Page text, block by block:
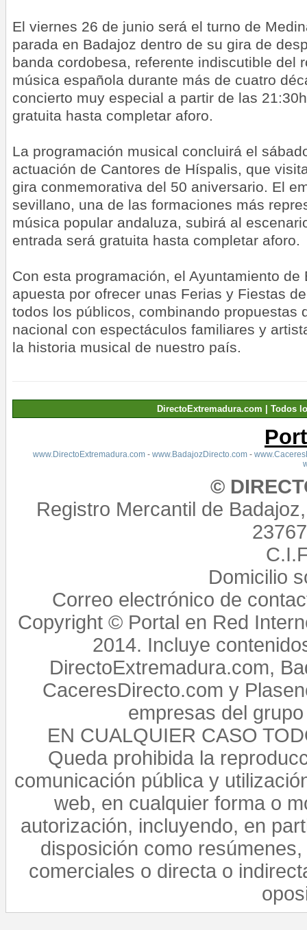
El viernes 26 de junio será el turno de
parada en Badajoz dentro de su gira de
banda cordobesa, referente indiscutible del
música española durante más de cuatro
concierto muy especial a partir de las
gratuita hasta completar aforo.
La programación musical concluirá el
actuación de Cantores de Híspalis, que
gira conmemorativa del 50 aniversario. El
sevillano, una de las formaciones más
música popular andaluza, subirá al
entrada será gratuita hasta completar aforo.
Con esta programación, el Ayuntamiento de
apuesta por ofrecer unas Ferias y Fiestas
todos los públicos, combinando propuestas
nacional con espectáculos familiares y
la historia musical de nuestro país.
DirectoExtremadura.com | Todos
www.DirectoExtremadura.com- www.BadajozDirecto.com-
©
Registro Mercantil de
Domicilio
Correo electrónico de
Copyright © Portal en Red
2014. Incluye
DirectoExtremadura.com,
CaceresDirecto.com y
empresas del
EN CUALQUIER CASO
Queda prohibida la
comunicación pública y
web, en cualquier forma o
autorización, incluyendo, en
disposición como
comerciales o directa o